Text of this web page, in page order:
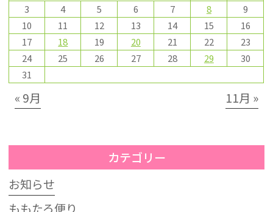
3
4 5 6 7 8
9
10
11 12 13 14 15
16
17
18 19 20 21 22
23
24
25 26 27 28 29
30
31
« 9月 11月 »
カテゴリー
お知らせ